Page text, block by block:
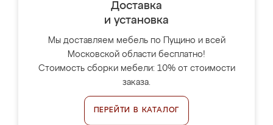
Доставка
и установка
Мы доставляем мебель по Пущино и всей
Московской области бесплатно!
Стоимость сборки мебели: 10% от стоимости
заказа.
ПЕРЕЙТИ В КАТАЛОГ